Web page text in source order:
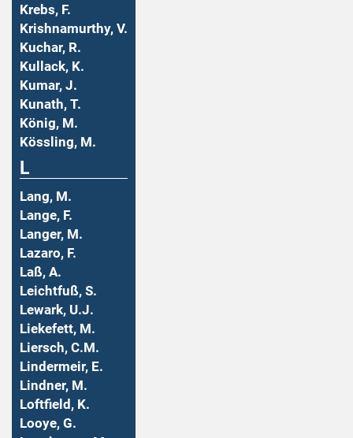
Krebs, F.
Krishnamurthy, V.
Kuchar, R.
Kullack, K.
Kumar, J.
Kunath, T.
König, M.
Kössling, M.
L
Lang, M.
Lange, F.
Langer, M.
Lazaro, F.
Laß, A.
Leichtfuß, S.
Lewark, U.J.
Liekefett, M.
Liersch, C.M.
Lindermeir, E.
Lindner, M.
Loftfield, K.
Looye, G.